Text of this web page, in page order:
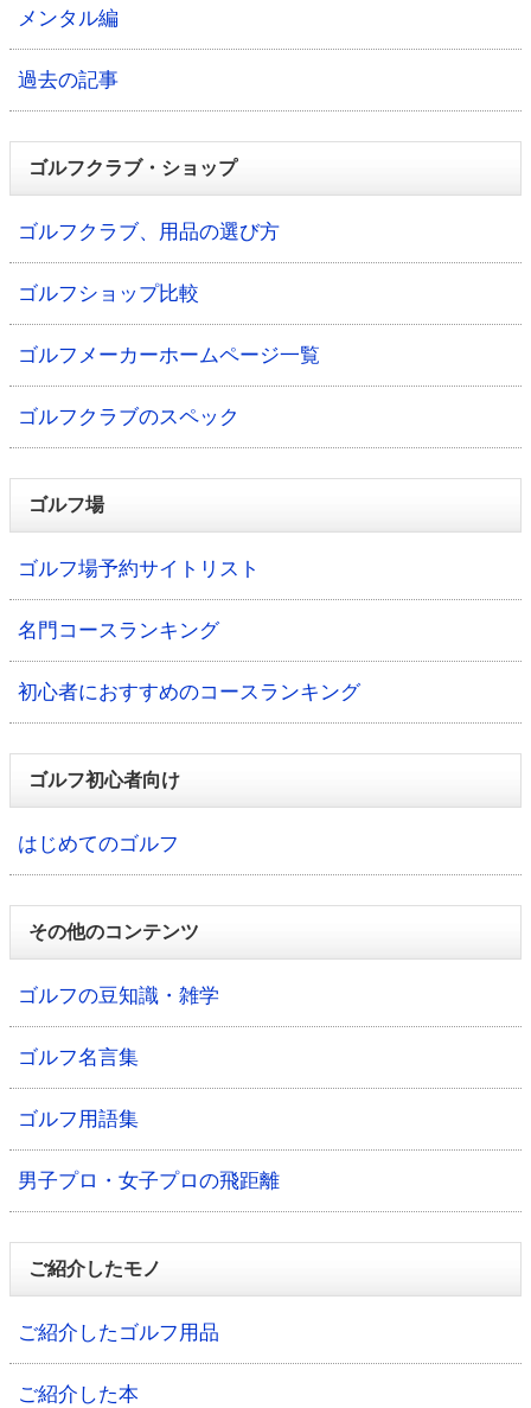
メンタル編
過去の記事
ゴルフクラブ・ショップ
ゴルフクラブ、用品の選び方
ゴルフショップ比較
ゴルフメーカーホームページ一覧
ゴルフクラブのスペック
ゴルフ場
ゴルフ場予約サイトリスト
名門コースランキング
初心者におすすめのコースランキング
ゴルフ初心者向け
はじめてのゴルフ
その他のコンテンツ
ゴルフの豆知識・雑学
ゴルフ名言集
ゴルフ用語集
男子プロ・女子プロの飛距離
ご紹介したモノ
ご紹介したゴルフ用品
ご紹介した本